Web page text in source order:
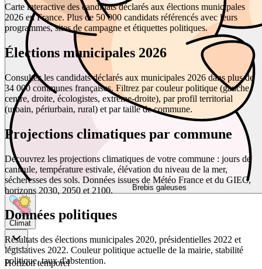
Brebis galeuses
Climat
Horizon temporel
Carte interactive des candidats déclarés aux élections municipales
2026 en France. Plus de 50 000 candidats référencés avec leurs
programmes, sites de campagne et étiquettes politiques.
Élections municipales 2026
Consultez les candidats déclarés aux municipales 2026 dans plus de
34 000 communes françaises. Filtrez par couleur politique (gauche,
centre, droite, écologistes, extrême-droite), par profil territorial
(urbain, périurbain, rural) et par taille de commune.
Projections climatiques par commune
Découvrez les projections climatiques de votre commune : jours de
canicule, température estivale, élévation du niveau de la mer,
sécheresses des sols. Données issues de Météo France et du GIEC,
horizons 2030, 2050 et 2100.
Données politiques
Résultats des élections municipales 2020, présidentielles 2022 et
législatives 2022. Couleur politique actuelle de la mairie, stabilité
politique, taux d'abstention.